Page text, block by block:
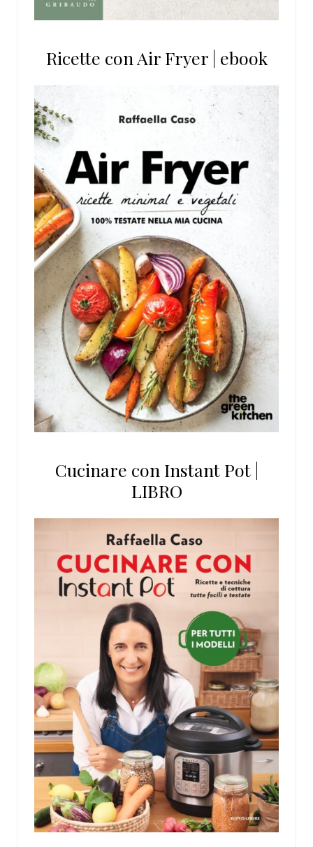
Ricette con Air Fryer | ebook
Cucinare con Instant Pot |
LIBRO